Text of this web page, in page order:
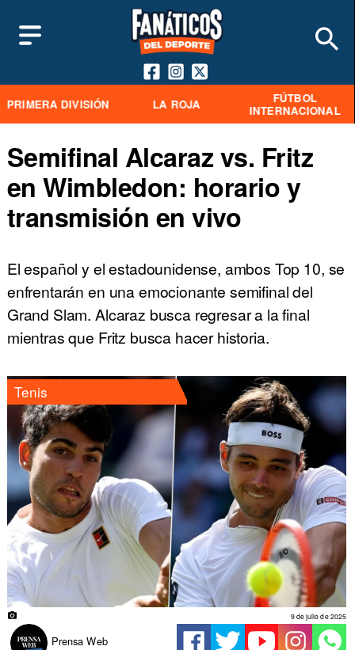
PRIMERA DIVISIÓN LA ROJA
FÚTBOL
INTERNACIONAL
Semifinal Alcaraz vs. Fritz
en Wimbledon: horario y
transmisión en vivo
El español y el estadounidense, ambos Top 10, se
enfrentarán en una emocionante semifinal del
Grand Slam. Alcaraz busca regresar a la final
mientras que Fritz busca hacer historia.
Tenis
Prensa Web
9 de julio de 2025